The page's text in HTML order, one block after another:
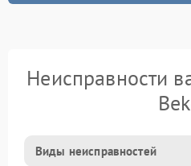
Неисправности
Виды неисправностей